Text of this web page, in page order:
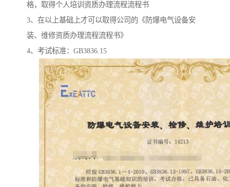
格，取得个人培训资质办理流程流程书
3、在以上基础上才可以取得公司的《防爆电气设备安
装、维修资质办理流程流程书》
4、考试标准：GB3836.15